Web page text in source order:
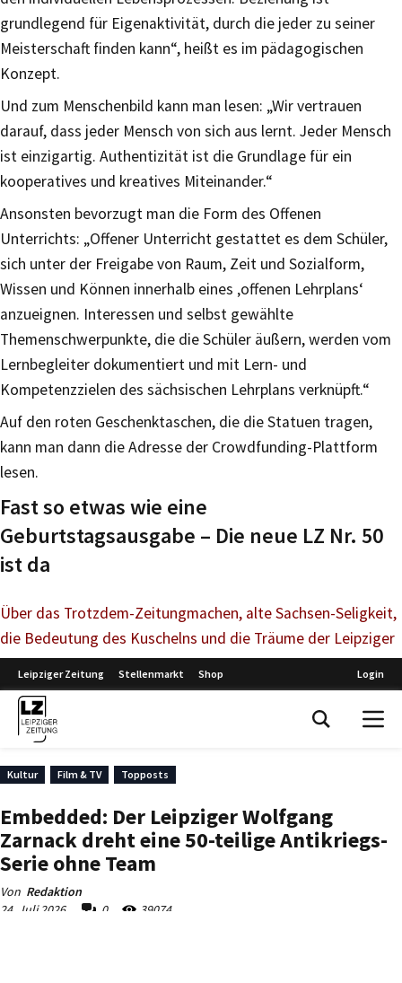
grundlegend für Eigenaktivität, durch die jeder zu seiner
Meisterschaft finden kann“, heißt es im pädagogischen
Konzept.
Und zum Menschenbild kann man lesen: „Wir vertrauen
darauf, dass jeder Mensch von sich aus lernt. Jeder Mensch
ist einzigartig. Authentizität ist die Grundlage für ein
kooperatives und kreatives Miteinander.“
Ansonsten bevorzugt man die Form des Offenen
Unterrichts: „Offener Unterricht gestattet es dem Schüler,
sich unter der Freigabe von Raum, Zeit und Sozialform,
Wissen und Können innerhalb eines ‚offenen Lehrplans‘
anzueignen. Interessen und selbst gewählte
Themenschwerpunkte, die die Schüler äußern, werden vom
Lernbegleiter dokumentiert und mit Lern- und
Kompetenzzielen des sächsischen Lehrplans verknüpft.“
Auf den roten Geschenktaschen, die die Statuen tragen,
kann man dann die Adresse der Crowdfunding-Plattform
lesen.
Fast so etwas wie eine
Geburtstagsausgabe – Die neue LZ Nr. 50
ist da
Über das Trotzdem-Zeitungmachen, alte Sachsen-Seligkeit,
die Bedeutung des Kuschelns und die Träume der Leipziger